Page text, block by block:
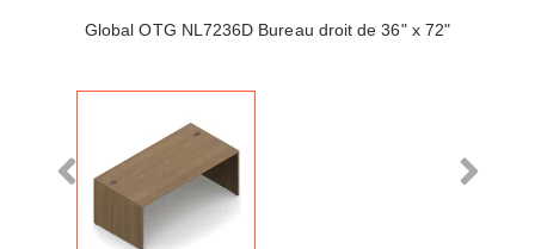
Global OTG NL7236D Bureau droit de 36" x 72"